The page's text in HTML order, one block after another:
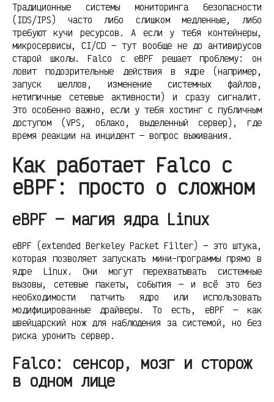
Традиционные системы мониторинга безопасности
(IDS/IPS) часто либо слишком медленные, либо
требуют кучи ресурсов. А если у тебя контейнеры,
микросервисы, CI/CD — тут вообще не до антивирусов
старой школы. Falco с eBPF решает проблему: он
ловит подозрительные действия в ядре (например,
запуск шеллов, изменение системных файлов,
нетипичные сетевые активности) и сразу сигналит.
Это особенно важно, если у тебя хостинг с публичным
доступом (VPS, облако, выделенный сервер), где
время реакции на инцидент — вопрос выживания.
Как работает Falco с
eBPF: просто о сложном
eBPF — магия ядра Linux
eBPF (extended Berkeley Packet Filter) — это штука,
которая позволяет запускать мини-программы прямо в
ядре Linux. Они могут перехватывать системные
вызовы, сетевые пакеты, события — и всё это без
необходимости патчить ядро или использовать
модифицированные драйверы. То есть, eBPF — как
швейцарский нож для наблюдения за системой, но без
риска уронить сервер.
Falco: сенсор, мозг и сторож
в одном лице